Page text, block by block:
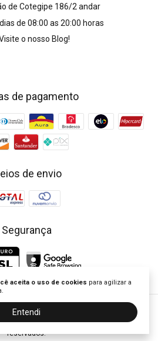
aceita o uso de cookies para agilizar a
Entendi
de Cotegipe 186/2 andar
de 08:00 as 20:00 horas
o nosso Blog!
de pagamento
de envio
Segurança
Infantil | Vestidos Clássicos Bordados
- 53757337000104. Todos os direitos
reservados.